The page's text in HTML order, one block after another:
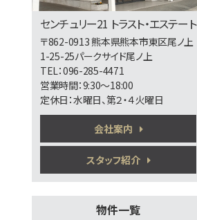
第6位
3,698万円
4ＬＤＫ
熊本市健軍線 健軍町
2,280万円
4ＬＤＫ
植木駅
歩41分
センチュリー21 トラスト・エステート
〒862-0913 熊本県熊本市東区尾ノ上
1-25-25パークサイド尾ノ上
TEL：096-285-4471
営業時間：9:30～18:00
定休日：水曜日、第２・４火曜日
会社案内
スタッフ紹介
物件一覧